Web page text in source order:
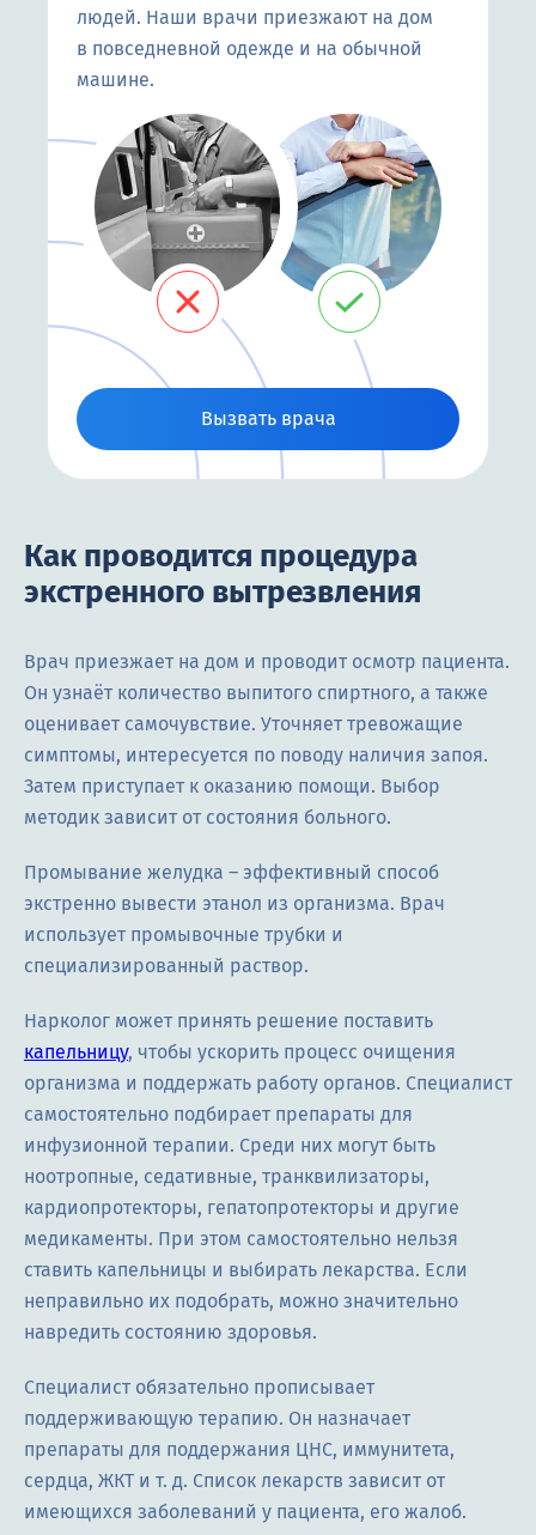
людей. Наши врачи приезжают на дом
в повседневной одежде и на обычной
машине.
Вызвать врача
Как проводится процедура
экстренного вытрезвления
Врач приезжает на дом и проводит осмотр пациента.
Он узнаёт количество выпитого спиртного, а также
оценивает самочувствие. Уточняет тревожащие
симптомы, интересуется по поводу наличия запоя.
Затем приступает к оказанию помощи. Выбор
методик зависит от состояния больного.
Промывание желудка – эффективный способ
экстренно вывести этанол из организма. Врач
использует промывочные трубки и
специализированный раствор.
Нарколог может принять решение поставить
капельницу, чтобы ускорить процесс очищения
организма и поддержать работу органов. Специалист
самостоятельно подбирает препараты для
инфузионной терапии. Среди них могут быть
ноотропные, седативные, транквилизаторы,
кардиопротекторы, гепатопротекторы и другие
медикаменты. При этом самостоятельно нельзя
ставить капельницы и выбирать лекарства. Если
неправильно их подобрать, можно значительно
навредить состоянию здоровья.
Специалист обязательно прописывает
поддерживающую терапию. Он назначает
препараты для поддержания ЦНС, иммунитета,
сердца, ЖКТ и т. д. Список лекарств зависит от
имеющихся заболеваний у пациента, его жалоб.